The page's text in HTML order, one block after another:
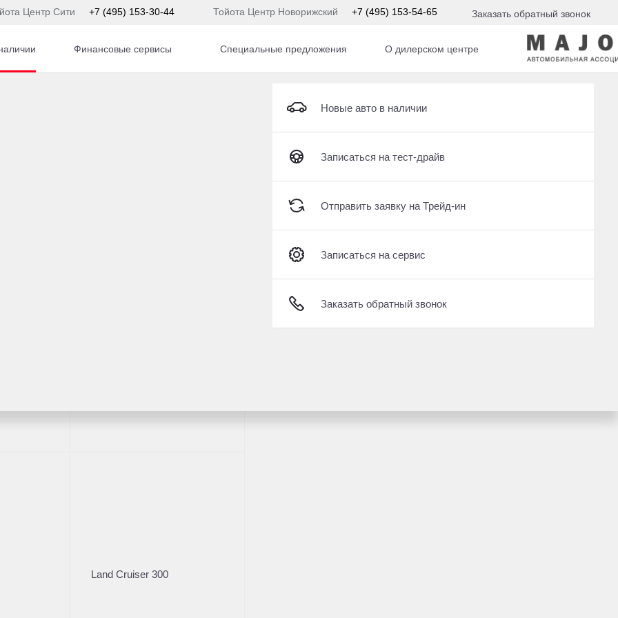
Центр Сити +7 (495) 153-30-44 Тойота Центр Новорижский +7 (495) 153-54-65 Заказать обратный звонок
Land Cruiser 300
Получить консультацию по кредиту
Отправить заявку на Трейд-ин
Записаться на сервис
Заказать обратный звонок
Финансовые сервисы
Рассчитать кредит
Записаться на сервис
Отправить заявку на Трейд-ин
Заказать обратный звонок
Специальные предложения О дилерском центре
Новые авто в наличии
Записаться на тест-драйв
Отправить заявку на Трейд-ин
Записаться на сервис
Заказать обратный звонок